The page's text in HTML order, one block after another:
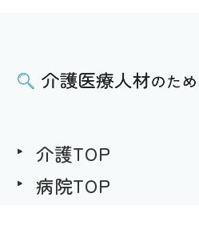
介護TOP
病院TOP